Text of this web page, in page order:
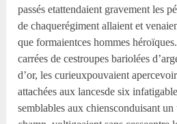
passés etattendaient gravement les
de chaquerégiment allaient et
que formaientces hommes
carrées de cestroupes bariolées
d’or, les curieuxpouvaient
attachées aux lancesde six
semblables aux chiensconduisant